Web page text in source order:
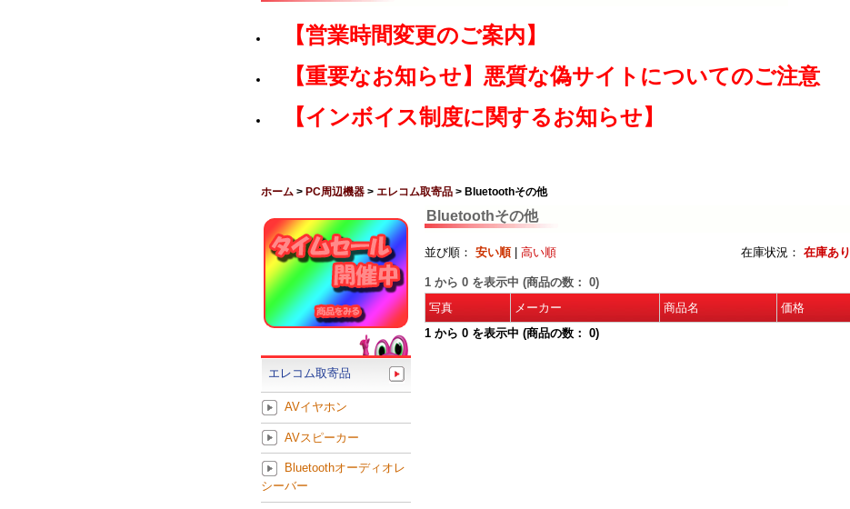
【営業時間変更のご案内】
【重要なお知らせ】悪質な偽サイトについてのご注意
【インボイス制度に関するお知らせ】
ホーム > PC周辺機器 > エレコム取寄品 > Bluetoothその他
Bluetoothその他
並び順： 安い順| 高い順 在庫状況： 在庫あり
1 から 0 を表示中 (商品の数： 0)
写真
メーカー 商品名 価格
1 から 0 を表示中 (商品の数： 0)
エレコム取寄品
AVイヤホン
AVスピーカー
Bluetoothオーディオレ
シーバー